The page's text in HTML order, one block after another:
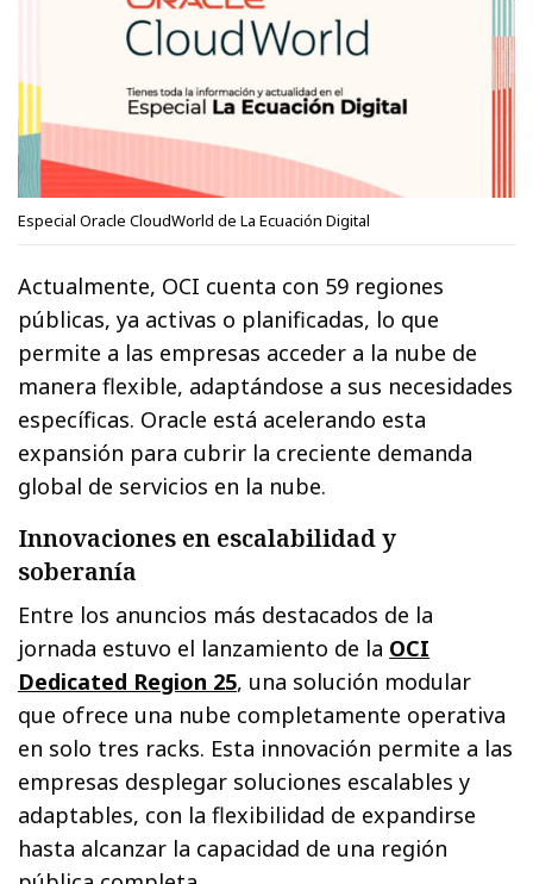
Especial Oracle CloudWorld de La Ecuación Digital
Actualmente, OCI cuenta con 59 regiones
públicas, ya activas o planificadas, lo que
permite a las empresas acceder a la nube de
manera flexible, adaptándose a sus necesidades
específicas. Oracle está acelerando esta
expansión para cubrir la creciente demanda
global de servicios en la nube.
Innovaciones en escalabilidad y
soberanía
Entre los anuncios más destacados de la
jornada estuvo el lanzamiento de la OCI
Dedicated Region 25, una solución modular
que ofrece una nube completamente operativa
en solo tres racks. Esta innovación permite a las
empresas desplegar soluciones escalables y
adaptables, con la flexibilidad de expandirse
hasta alcanzar la capacidad de una región